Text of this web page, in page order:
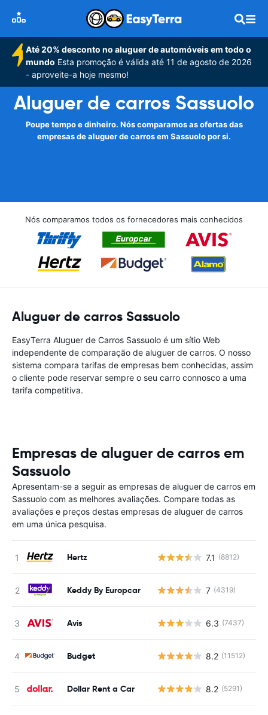
Até 20% desconto no aluguer de automóveis em todo o
mundo Esta promoção é válida até 11 de agosto de 2026
- aproveite-a hoje mesmo!
Aluguer de carros Sassuolo
Poupe tempo e dinheiro. Nós comparamos as ofertas das
empresas de aluguer de carros em Sassuolo por si.
Nós comparamos todos os fornecedores mais conhecidos
Aluguer de carros Sassuolo
EasyTerra Aluguer de Carros Sassuolo é um sítio Web
independente de comparação de aluguer de carros. O nosso
sistema compara tarifas de empresas bem conhecidas, assim
o cliente pode reservar sempre o seu carro connosco a uma
tarifa competitiva.
Empresas de aluguer de carros em
Sassuolo
Apresentam-se a seguir as empresas de aluguer de carros em
Sassuolo com as melhores avaliações. Compare todas as
avaliações e preços destas empresas de aluguer de carros
em uma única pesquisa.
Hertz 7.1 (8812)
Keddy By Europcar 7 (4319)
Avis 6.3 (7437)
Budget 8.2 (11512)
Dollar Rent a Car 8.2 (5291)